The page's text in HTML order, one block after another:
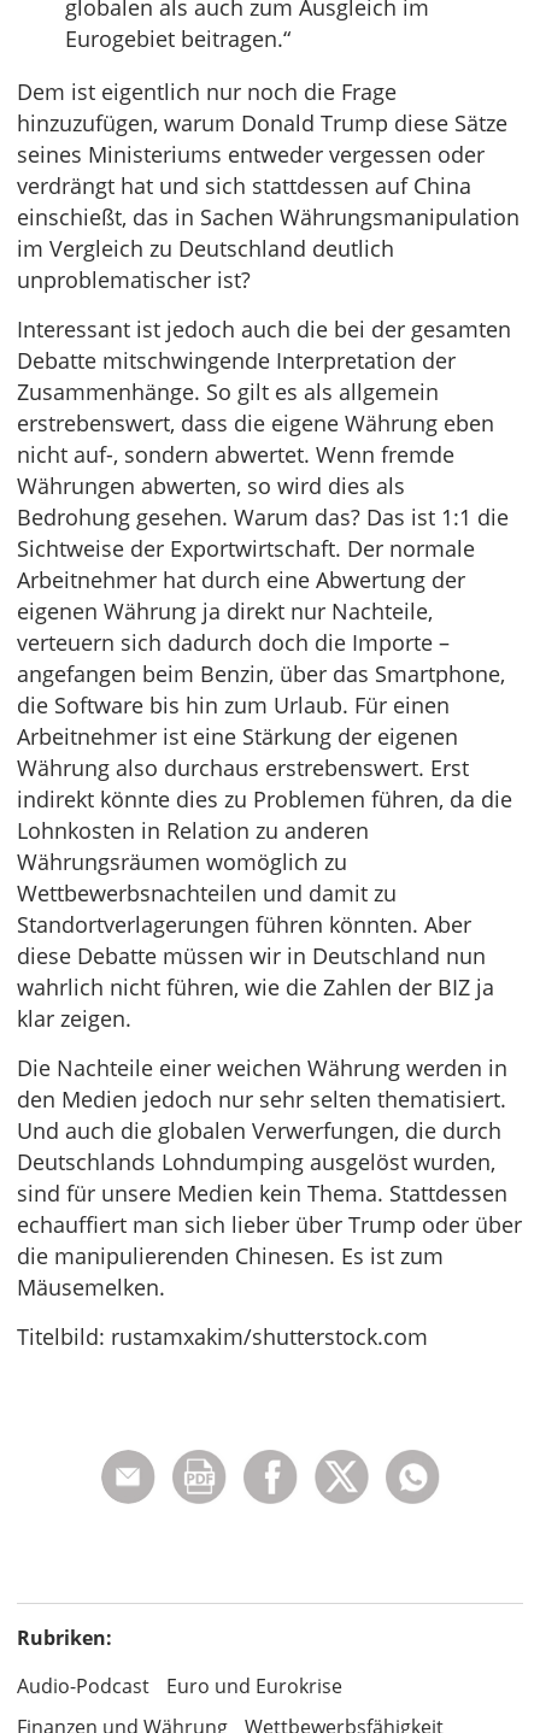
globalen als auch zum Ausgleich im
Eurogebiet beitragen.“
Dem ist eigentlich nur noch die Frage
hinzuzufügen, warum Donald Trump diese Sätze
seines Ministeriums entweder vergessen oder
verdrängt hat und sich stattdessen auf China
einschießt, das in Sachen Währungsmanipulation
im Vergleich zu Deutschland deutlich
unproblematischer ist?
Interessant ist jedoch auch die bei der gesamten
Debatte mitschwingende Interpretation der
Zusammenhänge. So gilt es als allgemein
erstrebenswert, dass die eigene Währung eben
nicht auf-, sondern abwertet. Wenn fremde
Währungen abwerten, so wird dies als
Bedrohung gesehen. Warum das? Das ist 1:1 die
Sichtweise der Exportwirtschaft. Der normale
Arbeitnehmer hat durch eine Abwertung der
eigenen Währung ja direkt nur Nachteile,
verteuern sich dadurch doch die Importe –
angefangen beim Benzin, über das Smartphone,
die Software bis hin zum Urlaub. Für einen
Arbeitnehmer ist eine Stärkung der eigenen
Währung also durchaus erstrebenswert. Erst
indirekt könnte dies zu Problemen führen, da die
Lohnkosten in Relation zu anderen
Währungsräumen womöglich zu
Wettbewerbsnachteilen und damit zu
Standortverlagerungen führen könnten. Aber
diese Debatte müssen wir in Deutschland nun
wahrlich nicht führen, wie die Zahlen der BIZ ja
klar zeigen.
Die Nachteile einer weichen Währung werden in
den Medien jedoch nur sehr selten thematisiert.
Und auch die globalen Verwerfungen, die durch
Deutschlands Lohndumping ausgelöst wurden,
sind für unsere Medien kein Thema. Stattdessen
echauffiert man sich lieber über Trump oder über
die manipulierenden Chinesen. Es ist zum
Mäusemelken.
Titelbild: rustamxakim/shutterstock.com
Rubriken:
Audio-Podcast
Euro und Eurokrise
Finanzen und Währung
Wettbewerbsfähigkeit